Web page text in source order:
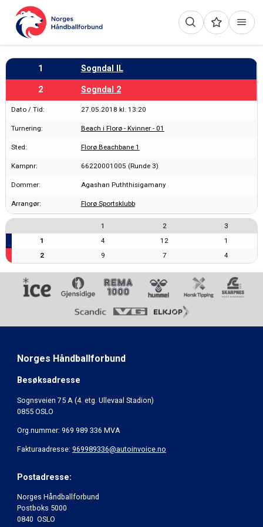
1 Sogndal IL
2 Sogndal 2
Dato / Tid: 27.05.2018 kl. 13:20
Turnering: Beach i Florø - Kvinner - 01
Sted: Florø Beachbane 1
Kampnr: 66220001005 (Runde 3)
Dommer: Agashan Puththisigamany
Arrangør: Florø Sportsklubb
1 2
3
1
4 12
1
2
9 7 4
Norges Håndballforbund
Besøksadresse
Sognsveien 75 A (4. etg. Ullevaal Stadion)
0855 OSLO
Org.nummer: 969 989 336 MVA
Fakturaadresse: 969989336@autoinvoice.no
Postadresse:
Norges Håndballforbund
Postboks 5000
0840 OSLO